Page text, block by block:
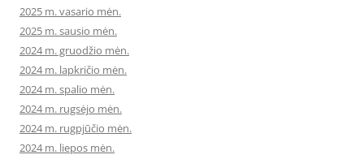
2025 m. vasario mėn.
2025 m. sausio mėn.
2024 m. gruodžio mėn.
2024 m. lapkričio mėn.
2024 m. spalio mėn.
2024 m. rugsėjo mėn.
2024 m. rugpjūčio mėn.
2024 m. liepos mėn.